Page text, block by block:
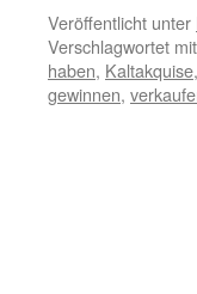
Veröffentlicht unter
Verschlagwortet mit
haben, Kaltakquise,
gewinnen,